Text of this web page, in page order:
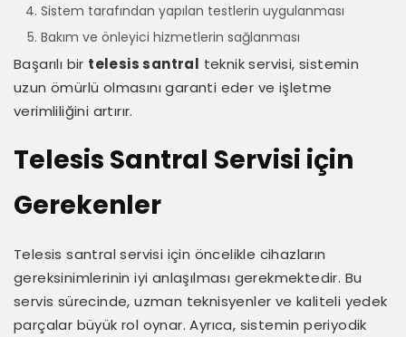
Sistem tarafından yapılan testlerin uygulanması
Bakım ve önleyici hizmetlerin sağlanması
Başarılı bir telesis santral teknik servisi, sistemin
uzun ömürlü olmasını garanti eder ve işletme
verimliliğini artırır.
Telesis Santral Servisi için
Gerekenler
Telesis santral servisi için öncelikle cihazların
gereksinimlerinin iyi anlaşılması gerekmektedir. Bu
servis sürecinde, uzman teknisyenler ve kaliteli yedek
parçalar büyük rol oynar. Ayrıca, sistemin periyodik